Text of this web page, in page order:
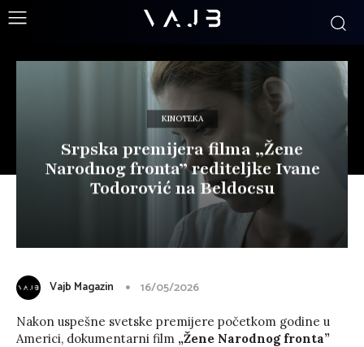
KINOTEKA
Srpska premijera filma „Žene
Narodnog fronta” rediteljke Ivane
Todorović na Beldocsu
Vajb Magazin 16/05/2026
Nakon uspešne svetske premijere početkom godine u
Americi, dokumentarni film „Žene Narodnog fronta”